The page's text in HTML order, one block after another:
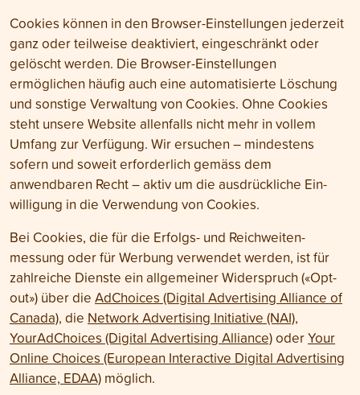
Cookies können in den Browser-Einstellungen jederzeit
ganz oder teilweise deaktiviert, eingeschränkt oder
gelöscht werden. Die Browser-Einstellungen
ermöglichen häufig auch eine automatisierte Löschung
und sonstige Verwaltung von Cookies. Ohne Cookies
steht unsere Website allenfalls nicht mehr in vollem
Umfang zur Verfügung. Wir ersuchen – mindestens
sofern und soweit erforderlich gemäss dem
anwendbaren Recht – aktiv um die ausdrückliche Ein­
willigung in die Verwendung von Cookies.
Bei Cookies, die für die Erfolgs- und Reichweiten­
messung oder für Werbung verwendet werden, ist für
zahlreiche Dienste ein allgemeiner Widerspruch («Opt-
out») über die AdChoices (Digital Advertising Alliance of
Canada), die Network Advertising Initiative (NAI),
YourAdChoices (Digital Advertising Alliance)oderYour
Online Choices (European Interactive Digital Advertising
Alliance, EDAA) möglich.